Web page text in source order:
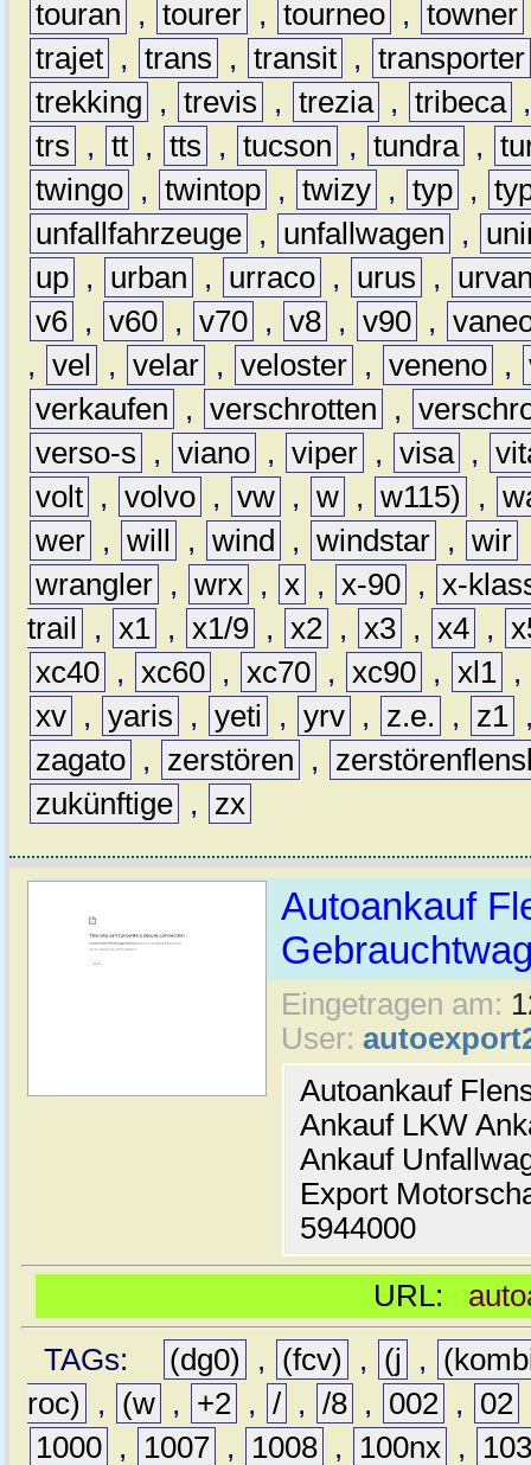
touran , tourer , tourneo , towner
trajet , trans , transit , transporter
trekking
, trevis , trezia , tribeca
trs
, tt , tts , tucson , tundra ,
twingo , twintop , twizy , typ ,
unfallfahrzeuge , unfallwagen ,
up , urban , urraco , urus ,
v6 , v60 , v70 , v8 , v90 ,
, vel , velar , veloster , veneno ,
verkaufen
, verschrotten ,
verso-s
, viano , viper , visa ,
volt , volvo , vw , w , w115) ,
wer , will , wind , windstar , wir
wrangler , wrx , x , x-90 , x-
trail
, x1 , x1/9 , x2 , x3 , x4 ,
xc40 , xc60 , xc70 , xc90 , xl1 ,
xv , yaris , yeti , yrv , z.e. , z1
zagato , zerstören ,
zukünftige , zx
Autoankauf
Eingetragen am:
User:
Autoankauf
Ankauf LKW
Ankauf
Export
5944000
URL:
TAGs:
(dg0) , (fcv) , (j ,
roc)
, (w , +2 , / , /8 , 002 , 02
1000 , 1007 , 1008 , 100nx ,